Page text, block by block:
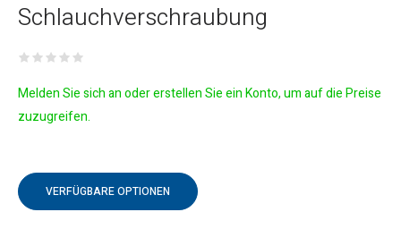
Schlauchverschraubung
Melden Sie sich an oder erstellen Sie ein Konto, um auf die Preise
zuzugreifen.
VERFÜGBARE OPTIONEN